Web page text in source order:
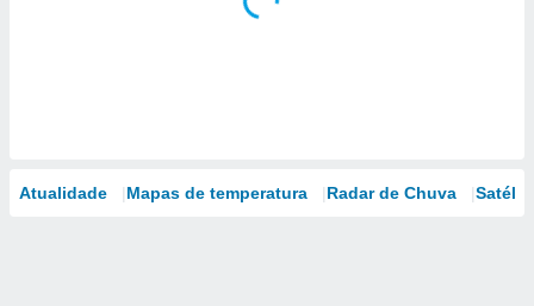
Atualidade Mapas de temperatura Radar de Chuva